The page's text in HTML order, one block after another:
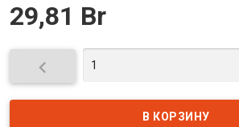
29,81 Br
